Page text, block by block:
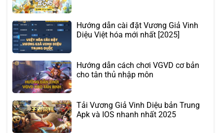
Hướng dẫn cài đặt Vương Giả Vinh
Diệu Việt hóa mới nhất [2025]
Hướng dẫn cách chơi VGVD cơ bản
cho tân thủ nhập môn
Tải Vương Giả Vinh Diệu bản Trung
Apk và IOS nhanh nhất 2025